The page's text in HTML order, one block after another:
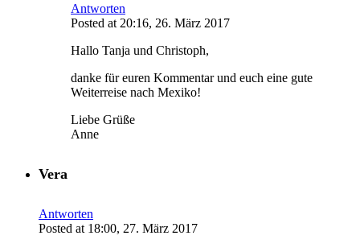
Antworten
Posted at 20:16, 26. März 2017
Hallo Tanja und Christoph,
danke für euren Kommentar und euch eine gute
Weiterreise nach Mexiko!
Liebe Grüße
Anne
Vera
Antworten
Posted at 18:00, 27. März 2017